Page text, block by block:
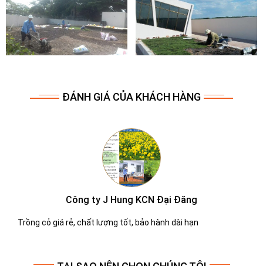
ĐÁNH GIÁ CỦA KHÁCH HÀNG
Công ty Molen
Dịch vụ chắm sóc cây xanh tốt tận tình